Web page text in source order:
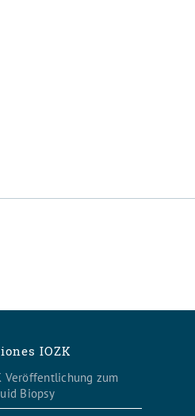
IOZK
Veröffentlichung zum
Biopsy